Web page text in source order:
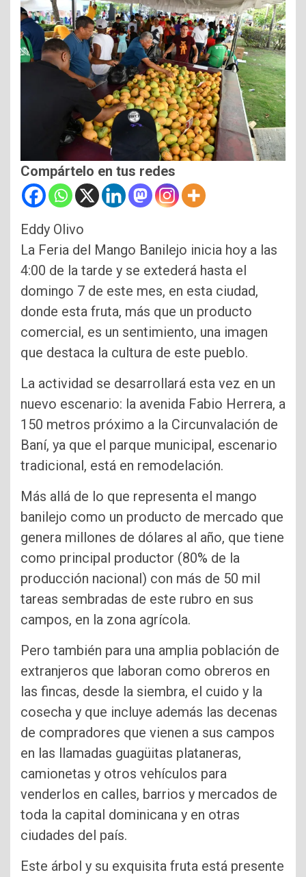
Compártelo en tus redes
Eddy Olivo
La Feria del Mango Banilejo inicia hoy a las
4:00 de la tarde y se extederá hasta el
domingo 7 de este mes, en esta ciudad,
donde esta fruta, más que un producto
comercial, es un sentimiento, una imagen
que destaca la cultura de este pueblo.
La actividad se desarrollará esta vez en un
nuevo escenario: la avenida Fabio Herrera, a
150 metros próximo a la Circunvalación de
Baní, ya que el parque municipal, escenario
tradicional, está en remodelación.
Más allá de lo que representa el mango
banilejo como un producto de mercado que
genera millones de dólares al año, que tiene
como principal productor (80% de la
producción nacional) con más de 50 mil
tareas sembradas de este rubro en sus
campos, en la zona agrícola.
Pero también para una amplia población de
extranjeros que laboran como obreros en
las fincas, desde la siembra, el cuido y la
cosecha y que incluye además las decenas
de compradores que vienen a sus campos
en las llamadas guagüitas plataneras,
camionetas y otros vehículos para
venderlos en calles, barrios y mercados de
toda la capital dominicana y en otras
ciudades del país.
Este árbol y su exquisita fruta está presente